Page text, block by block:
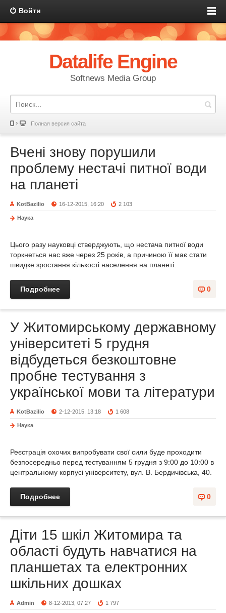
Войти
Datalife Engine
Softnews Media Group
Полная версия сайта
Вчені знову порушили
проблему нестачі питної води
на планеті
KotBazilio 16-12-2015, 16:20 2 103
Наука
Цього разу науковці стверджують, що нестача питної води
торкнеться нас вже через 25 років, а причиною її має стати
швидке зростання кількості населення на планеті.
0
Подробнее
У Житомирському державному
університеті 5 грудня
відбудеться безкоштовне
пробне тестування з
української мови та літератури
KotBazilio 2-12-2015, 13:18 1 608
Наука
Реєстрація охочих випробувати свої сили буде проходити
безпосередньо перед тестуванням 5 грудня з 9:00 до 10:00 в
центральному корпусі університету, вул. В. Бердичівська, 40.
0
Подробнее
Діти 15 шкіл Житомира та
області будуть навчатися на
планшетах та електронних
шкільних дошках
Admin 8-12-2013, 07:27 1 797